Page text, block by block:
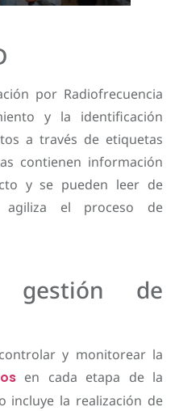
por Radiofrecuencia
y la identificación
a través de etiquetas
contienen información
y se pueden leer de
el proceso de
gestión de
y monitorear la
en cada etapa de la
incluye la realización de